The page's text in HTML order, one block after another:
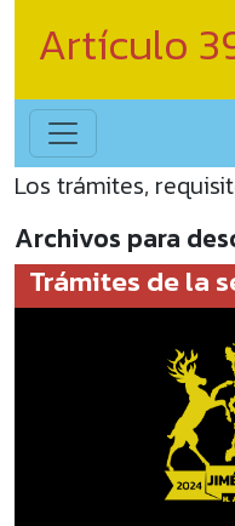
Artículo
Los trámites,
Archivos para
Trámites de la